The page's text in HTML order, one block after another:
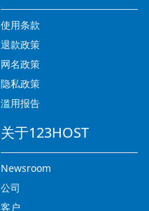
使用条款
退款政策
网名政策
隐私政策
滥用报告
关于123HOST
Newsroom
公司
客户